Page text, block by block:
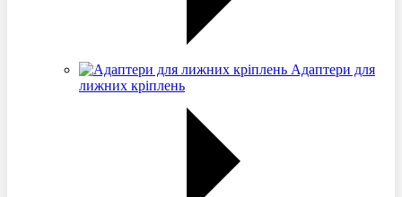
Адаптери для
лижних кріплень